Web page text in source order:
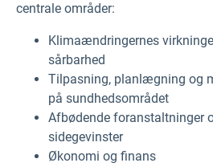
centrale områder:
Klimaændringernes
sårbarhed
Tilpasning, planlægning og
på sundhedsområdet
Afbødende foranstaltninger
sidegevinster
Økonomi og finans